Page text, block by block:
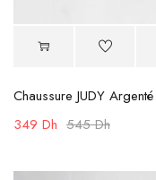
Chaussure JUDY Argenté
545Dh
349 Dh